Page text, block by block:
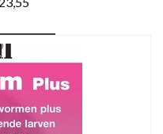
€23,55
Dit
heeft
meerdere
variaties.